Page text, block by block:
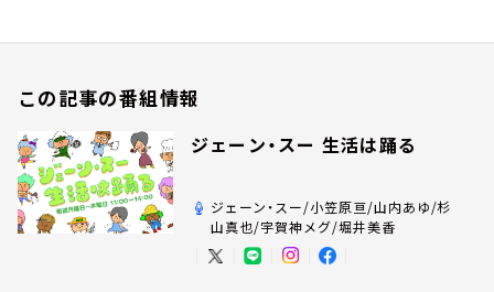
この記事の番組情報
ジェーン・スー 生活は踊る
ジェーン・スー/小笠原亘/山内あゆ/杉
山真也/宇賀神メグ/堀井美香